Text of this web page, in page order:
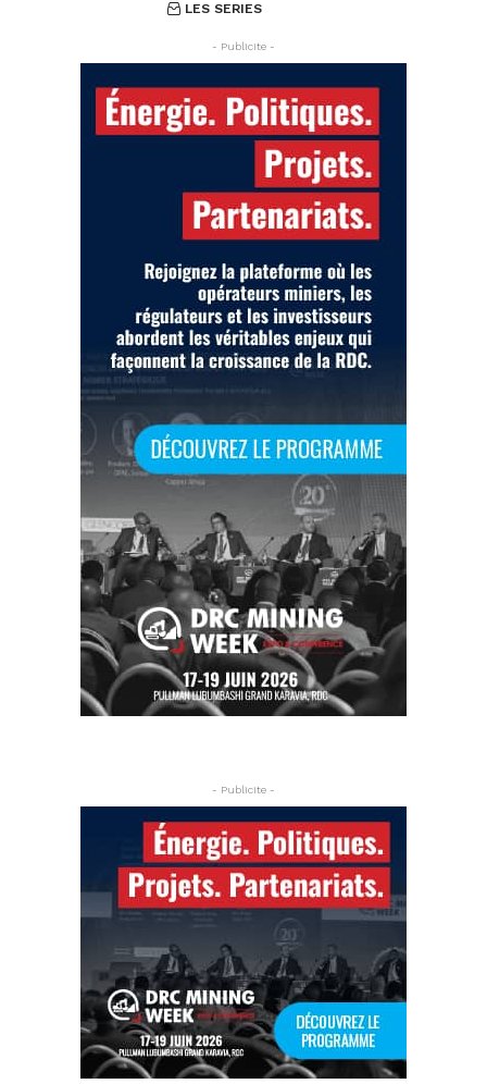
LES SERIES
- Publicite -
- Publicite -